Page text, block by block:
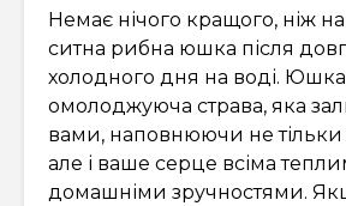
Немає нічого кращого, ніж
ситна рибна юшка після
холодного дня на воді.
омолоджуюча страва, яка
вами, наповнюючи не
але і ваше серце всіма
домашніми зручностями.